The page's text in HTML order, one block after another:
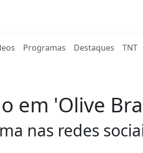
Programas Destaques TNT
em 'Olive
nas redes